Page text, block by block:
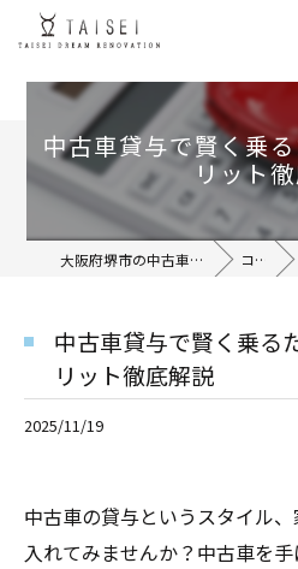
中古車貸与で賢く乗
リット
大阪府堺市の中古車なら合同会社TAISEI コラム
中古車貸与で賢く乗る
リット徹底解説
2025/11/19
中古車の貸与というスタイル
入れてみませんか？中古車を